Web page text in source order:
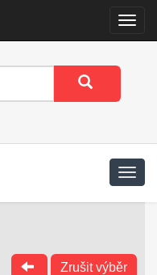
Menu
Zrušit výběr